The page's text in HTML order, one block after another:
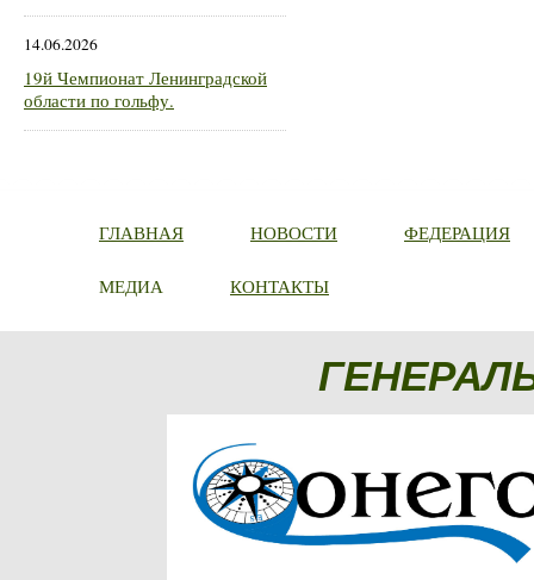
14.06.2026
19й Чемпионат Ленинградской
области по гольфу.
ГЛАВНАЯ НОВОСТИ ФЕДЕРАЦИЯ
МЕДИА КОНТАКТЫ